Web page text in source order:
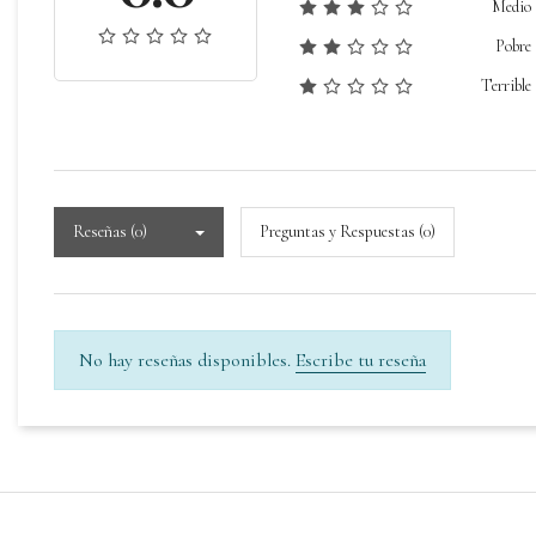
Medio
Pobre
Terrible
Reseñas (0) Preguntas y Respuestas (0)
No hay reseñas disponibles. Escribe tu reseña